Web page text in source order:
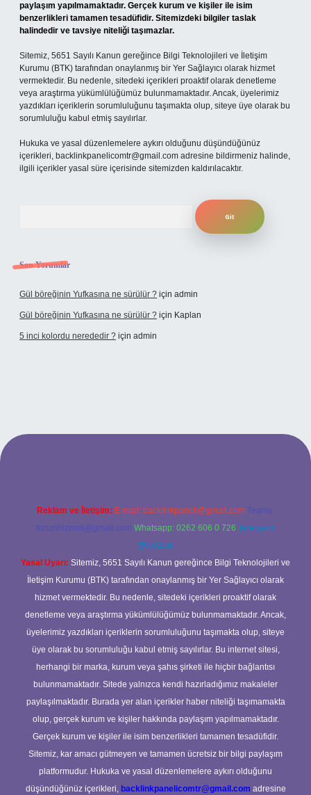
paylaşım yapılmamaktadır. Gerçek kurum ve kişiler ile isim
benzerlikleri tamamen tesadüfidir. Sitemizdeki bilgiler taslak
halindedir ve tavsiye niteliği taşımazlar.
Sitemiz, 5651 Sayılı Kanun gereğince Bilgi Teknolojileri ve İletişim
Kurumu (BTK) tarafından onaylanmış bir Yer Sağlayıcı olarak hizmet
vermektedir. Bu nedenle, sitedeki içerikleri proaktif olarak denetleme
veya araştırma yükümlülüğümüz bulunmamaktadır. Ancak, üyelerimiz
yazdıkları içeriklerin sorumluluğunu taşımakta olup, siteye üye olarak bu
sorumluluğu kabul etmiş sayılırlar.
Hukuka ve yasal düzenlemelere aykırı olduğunu düşündüğünüz
içerikleri, backlinkpanelicomtr@gmail.com adresine bildirmeniz halinde,
ilgili içerikler yasal süre içerisinde sitemizden kaldırılacaktır.
Son Yorumlar
Gül böreğinin Yufkasına ne sürülür ? için admin
Gül böreğinin Yufkasına ne sürülür ? için Kaplan
5 inci kolordu nerededir ? için admin
Reklam ve İletişim: E-mail: backlinkpaneli@gmail.com Teams:
forumhizmeti@gmail.com Whatsapp: 0262 606 0 726 Telegram:
@karabul
Yasal Uyarı: Sitemiz, 5651 Sayılı Kanun gereğince Bilgi Teknolojileri ve
İletişim Kurumu (BTK) tarafından onaylanmış bir Yer Sağlayıcı olarak
hizmet vermektedir. Bu nedenle, sitedeki içerikleri proaktif olarak
denetleme veya araştırma yükümlülüğümüz bulunmamaktadır. Ancak,
üyelerimiz yazdıkları içeriklerin sorumluluğunu taşımakta olup, siteye
üye olarak bu sorumluluğu kabul etmiş sayılırlar. Bu internet sitesi,
herhangi bir marka, kurum veya şahıs şirketi ile hiçbir bağlantısı
bulunmamaktadır. Sitede yalnızca kendi hazırladığımız makaleler
paylaşılmaktadır. Burada yer alan içerikler haber niteliği taşımamakta
olup, gerçek kurum ve kişiler hakkında paylaşım yapılmamaktadır.
Gerçek kurum ve kişiler ile isim benzerlikleri tamamen tesadüfidir.
Sitemiz, kar amacı gütmeyen ve tamamen ücretsiz bir bilgi paylaşım
platformudur. Hukuka ve yasal düzenlemelere aykırı olduğunu
düşündüğünüz içerikleri, backlinkpanelicomtr@gmail.com adresine